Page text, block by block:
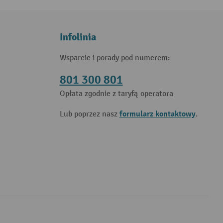
Infolinia
Wsparcie i porady pod numerem:
801 300 801
Opłata zgodnie z taryfą operatora
Lub poprzez nasz formularz kontaktowy.